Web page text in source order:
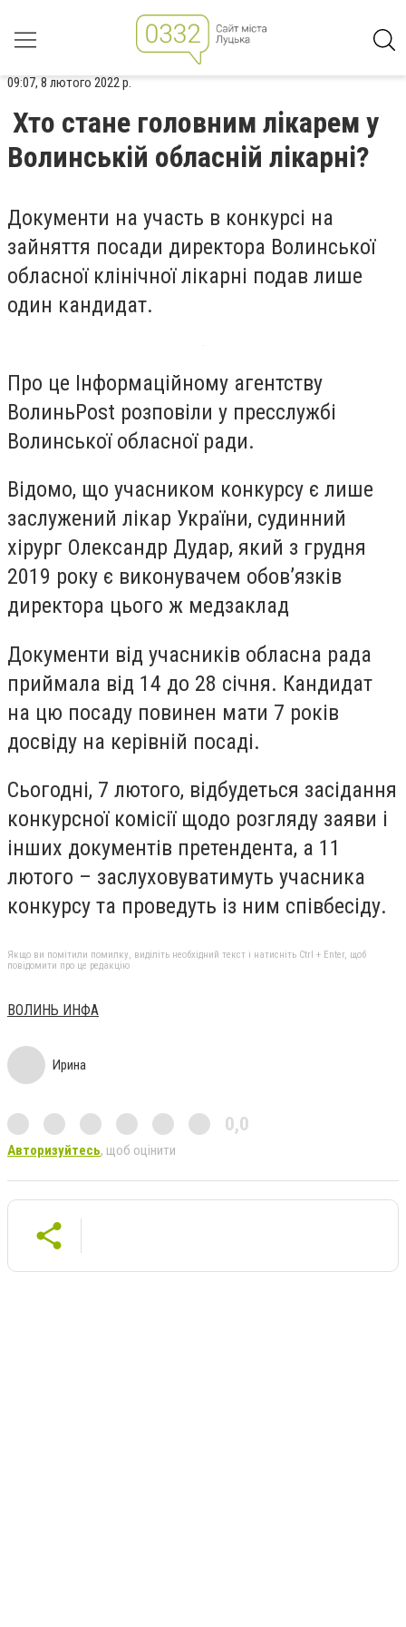
09:07, 8 лютого 2022 р.
Хто стане головним лікарем у
Волинській обласній лікарні?
Документи на участь в конкурсі на
зайняття посади директора Волинської
обласної клінічної лікарні подав лише
один кандидат.
Про це Інформаційному агентству
ВолиньPost розповіли у пресслужбі
Волинської обласної ради.
Відомо, що учасником конкурсу є лише
заслужений лікар України, судинний
хірург Олександр Дудар, який з грудня
2019 року є виконувачем обов’язків
директора цього ж медзаклад
Документи від учасників обласна рада
приймала від 14 до 28 січня. Кандидат
на цю посаду повинен мати 7 років
досвіду на керівній посаді.
Сьогодні, 7 лютого, відбудеться засідання
конкурсної комісії щодо розгляду заяви і
інших документів претендента, а 11
лютого – заслуховуватимуть учасника
конкурсу та проведуть із ним співбесіду.
Якщо ви помітили помилку, виділіть необхідний текст і натисніть Ctrl + Enter, щоб
повідомити про це редакцію
ВОЛИНЬ ИНФА
Ирина
0,0
Авторизуйтесь, щоб оцінити